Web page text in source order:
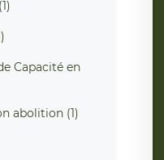
Capacité en
abolition (1)